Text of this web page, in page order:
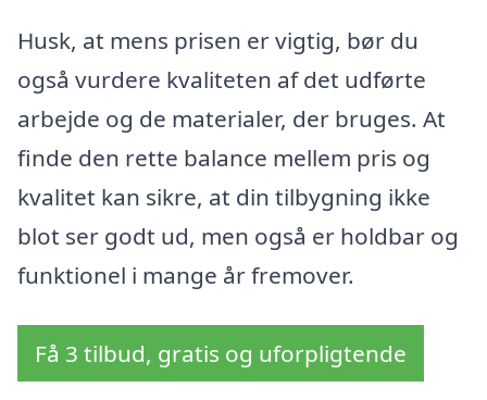
Husk, at mens prisen er vigtig, bør du
også vurdere kvaliteten af det udførte
arbejde og de materialer, der bruges. At
finde den rette balance mellem pris og
kvalitet kan sikre, at din tilbygning ikke
blot ser godt ud, men også er holdbar og
funktionel i mange år fremover.
Få 3 tilbud, gratis og uforpligtende